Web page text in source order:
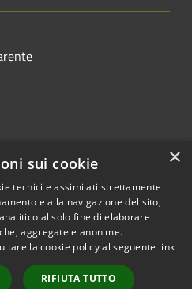
Copyright © 2026 • Comune di
Casalbore • Powered by
Municipium•
Accesso
×
sui cookie
tecnici e assimilati strettamente
e alla navigazione del sito,
al solo fine di elaborare
aggregate e anonime.
la cookie policy al seguente link
RIFIUTA TUTTO